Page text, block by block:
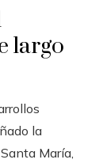
largo
la
María,